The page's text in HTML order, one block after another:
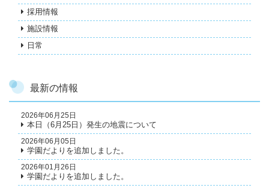
採用情報
施設情報
日常
最新の情報
2026年06月25日
本日（6月25日）発生の地震について
2026年06月05日
学園だよりを追加しました。
2026年01月26日
学園だよりを追加しました。